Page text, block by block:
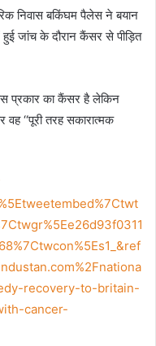
निवास बकिंघम पैलेस ने बयान
हुई जांच के दौरान कैंसर से पीड़ित
प्रकार का कैंसर है लेकिन
‘‘पूरी तरह सकारात्मक
recovery-to-britain-
cancer-